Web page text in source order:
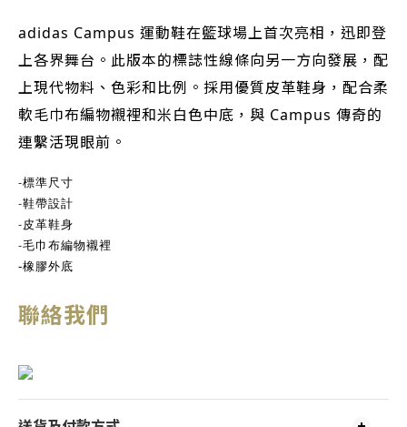
adidas Campus 運動鞋在籃球場上首次亮相，迅即登
上各界舞台。此版本的標誌性線條向另一方向發展，配
上現代物料、色彩和比例。採用優質皮革鞋身，配合柔
軟毛巾布編物襯裡和米白色中底，與 Campus 傳奇的
連繫活現眼前。
-標準尺寸
-鞋帶設計
-皮革鞋身
-毛巾布編物襯裡
-橡膠外底
聯絡我們